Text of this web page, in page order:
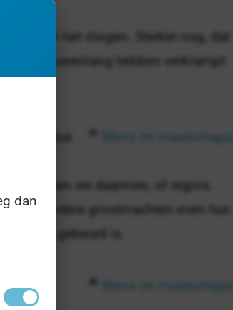
van het vliegen. Sterker nog, dat
eeuwenlang hebben verkrampt
augustus Mens en maatschappij
bedoelen we daarmee, of regio's.
andere grootmachten even hun
vaker gebeurd is.
Mens en maatschappij
dan